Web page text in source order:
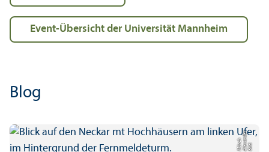
Event-Über­sicht der Universität Mannheim
Blog
Bil
d:
Al
e
x
a
n d
e
rM
ü
n
c
h